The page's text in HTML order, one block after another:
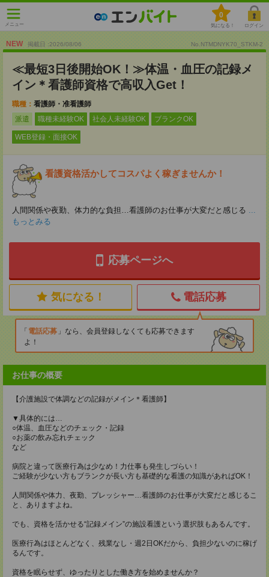
メニュー
0
気になる！ ログイン
NEW 掲載日 :2026/08/06 No.NTMDNYK70_STKM-2
≪最短3日後開始OK！≫体温・血圧の記録メ
イン＊看護師資格で高収入Get！
職種： 看護師・准看護師
派遣
職種未経験OK 社会人未経験OK ブランクOK
WEB登録・面接OK
看護資格活かしてコスパよく稼ぎませんか！
人間関係や夜勤、体力的な負担…看護師のお仕事が大変だと感じる ...
もっとみる
応募ページへ
気になる！ 電話応募
電話応募
なら、会員登録しなくても応募できます
よ！
お仕事の概要
【介護施設で体調などの記録がメイン＊看護師】
▼具体的には…
○体温、血圧などのチェック・記録
○お薬の飲み忘れチェック
など
病院と違って医療行為は少なめ！力仕事も発生しづらい！
ご経験が少ない方もブランクが長い方も基礎的な看護の知識があればOK！
人間関係や体力、夜勤、プレッシャー…看護師のお仕事が大変だと感じるこ
と、ありますよね。
でも、資格を活かせる“記録メイン”の施設看護という選択肢もあるんです。
医療行為はほとんどなく、残業なし・週2日OKだから、負担少ないのに稼げ
るんです。
資格を眠らせず、ゆったりとした働き方を始めませんか？